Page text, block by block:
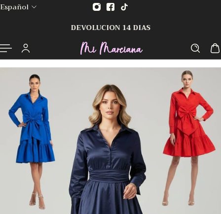
DEVOLUCION 14 DIAS
Español